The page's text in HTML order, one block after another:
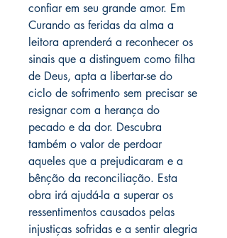
confiar em seu grande amor. Em
Curando as feridas da alma a
leitora aprenderá a reconhecer os
sinais que a distinguem como filha
de Deus, apta a libertar-se do
ciclo de sofrimento sem precisar se
resignar com a herança do
pecado e da dor. Descubra
também o valor de perdoar
aqueles que a prejudicaram e a
bênção da reconciliação. Esta
obra irá ajudá-la a superar os
ressentimentos causados pelas
injustiças sofridas e a sentir alegria